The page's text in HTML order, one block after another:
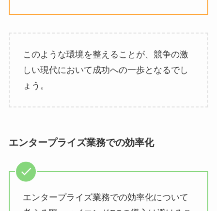
このような環境を整えることが、競争の激
しい現代において成功への一歩となるでし
ょう。
エンタープライズ業務での効率化
エンタープライズ業務での効率化について